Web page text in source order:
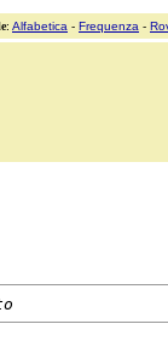
: Alfabetica - Frequenza -